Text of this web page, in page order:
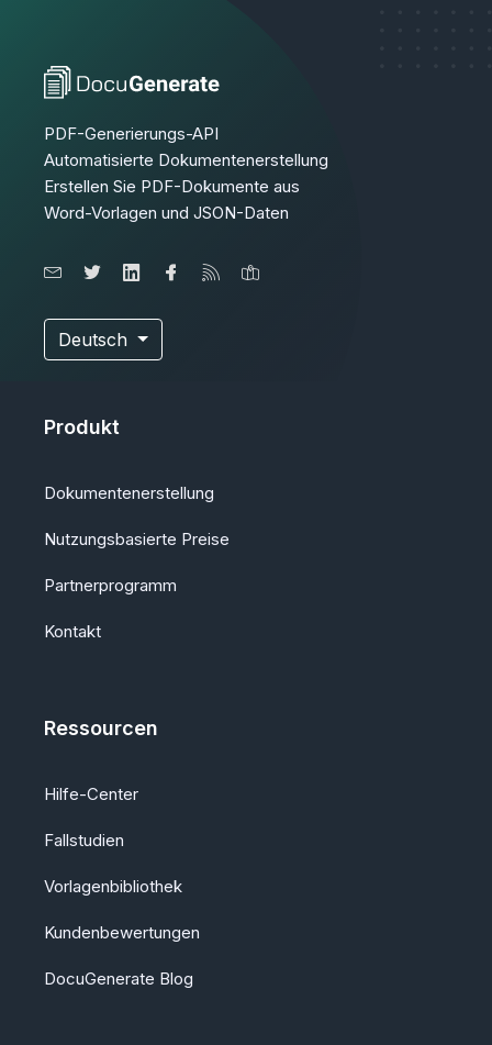
PDF-Generierungs-API
Automatisierte Dokumentenerstellung
Erstellen Sie PDF-Dokumente aus
Word-Vorlagen und JSON-Daten
Deutsch
Produkt
Dokumentenerstellung
Nutzungsbasierte Preise
Partnerprogramm
Kontakt
Ressourcen
Hilfe-Center
Fallstudien
Vorlagenbibliothek
Kundenbewertungen
DocuGenerate Blog